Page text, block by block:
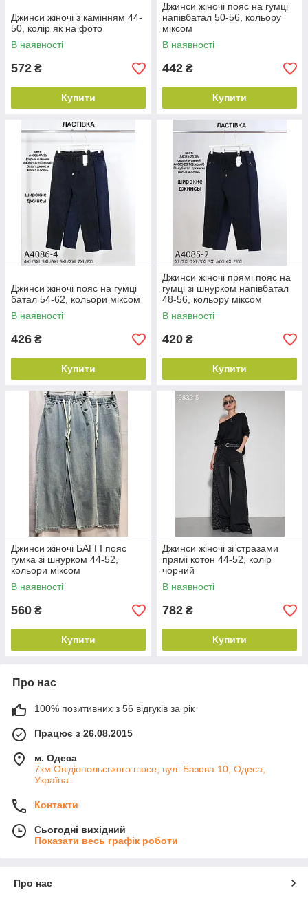
Джинси жіночі з камінням 44-
50, колір як на фото
В наявності
572 ₴
Купити
Джинси жіночі пояс на гумці
напівбатал 50-56, кольору
міксом
В наявності
442 ₴
Купити
Джинси жіночі пояс на гумці
батал 54-62, кольори міксом
В наявності
426 ₴
Купити
Джинси жіночі прямі пояс на
гумці зі шнурком напівбатал
48-56, кольору міксом
В наявності
420 ₴
Купити
Джинси жіночі БАГГІ пояс
гумка зі шнурком 44-52,
кольори міксом
В наявності
560 ₴
Купити
Джинси жіночі зі стразами
прямі котон 44-52, колір
чорний
В наявності
782 ₴
Купити
Про нас
100% позитивних з 56 відгуків за рік
Працює з 26.08.2015
м. Одеса
7км Овідіопольського шосе, вул. Базова 10, Одеса,
Україна
Контакти
Сьогодні вихідний
Показати весь графік роботи
Про нас